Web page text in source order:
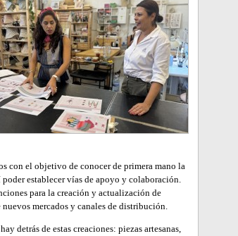
con el objetivo de conocer de primera mano la
establecer vías de apoyo y colaboración.
para la creación y actualización de
mercados y canales de distribución.
detrás de estas creaciones: piezas artesanas,